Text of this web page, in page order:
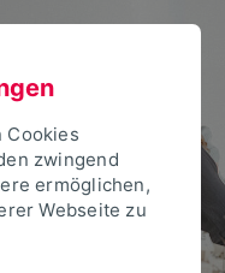
Cookies
zwingend
ermöglichen,
Webseite zu